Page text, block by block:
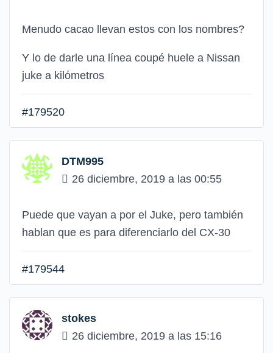
Menudo cacao llevan estos con los nombres?
Y lo de darle una línea coupé huele a Nissan
juke a kilómetros
#179520
DTM995
26 diciembre, 2019 a las 00:55
Puede que vayan a por el Juke, pero también
hablan que es para diferenciarlo del CX-30
#179544
stokes
26 diciembre, 2019 a las 15:16